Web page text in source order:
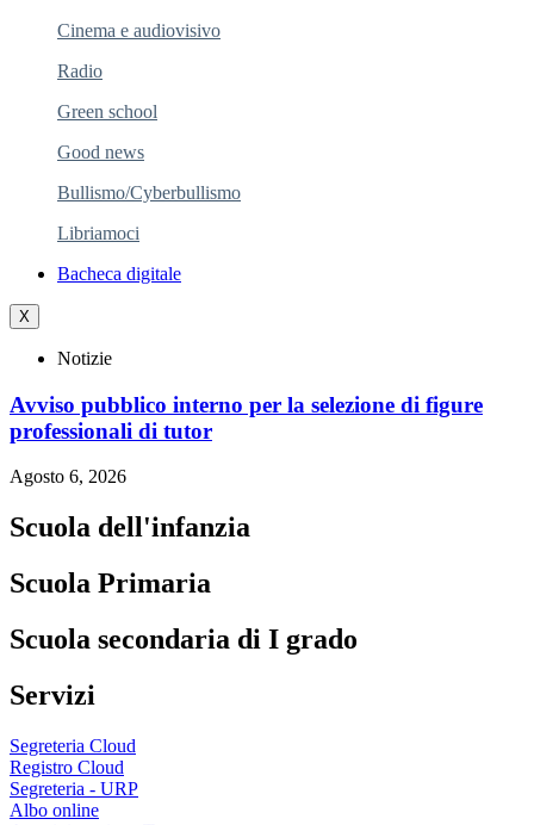
Cinema e audiovisivo
Radio
Green school
Good news
Bullismo/Cyberbullismo
Libriamoci
Bacheca digitale
X
Notizie
Avviso pubblico interno per la selezione di figure
professionali di tutor
Agosto 6, 2026
Scuola dell'infanzia
Scuola Primaria
Scuola secondaria di I grado
Servizi
Segreteria Cloud
Registro Cloud
Segreteria - URP
Albo online